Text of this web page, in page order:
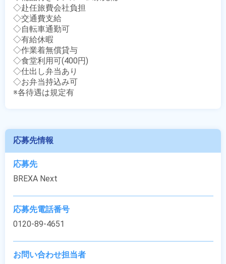
◇赴任旅費会社負担
◇交通費支給
◇自転車通勤可
◇有給休暇
◇作業着無償貸与
◇食堂利用可(400円)
◇仕出し弁当あり
◇お弁当持込み可
※各待遇は規定有
応募先情報
応募先
BREXA Next
応募先電話番号
0120-89-4651
お問い合わせ担当者